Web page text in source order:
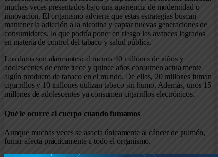
muchas veces presentados bajo una apariencia de modernidad o
innovación. El organismo advierte que estas estrategias buscan
mantener la adicción a la nicotina y captar nuevas generaciones de
consumidores, lo que podría poner en riesgo los avances logrados
en materia de control del tabaco y salud pública.
Los datos son alarmantes: al menos 40 millones de niños y
adolescentes de entre trece y quince años consumen actualmente
algún producto de tabaco en el mundo. De ellos, 20 millones fuman
cigarrillos y 10 millones utilizan tabaco sin humo. Además, unos 15
millones de adolescentes ya consumen cigarrillos electrónicos.
Qué le ocurre al cuerpo cuando fumamos
Aunque muchas veces se asocia únicamente al cáncer de pulmón,
fumar afecta prácticamente a todo el organismo.